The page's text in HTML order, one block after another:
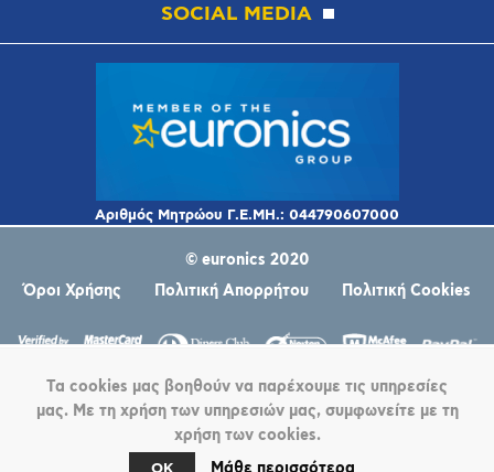
SOCIAL MEDIA
© euronics 2020
Όροι Χρήσης
Πολιτική Απορρήτου Πολιτική Cookies
Τα cookies μας βοηθούν να παρέχουμε τις υπηρεσίες
μας. Με τη χρήση των υπηρεσιών μας, συμφωνείτε με τη
χρήση των cookies.